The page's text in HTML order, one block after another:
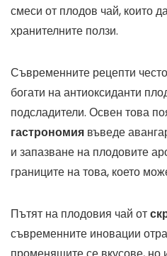
смеси от плодов чай, които
хранителните ползи.
Съвременните рецепти
богати на антиоксиданти
подсладители. Освен това
гастрономия въведе
и запазване на плодовите
границите на това, което
Пътят на плодовия чай от
съвременните иновации